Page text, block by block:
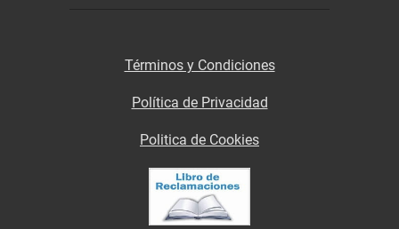
Términos y Condiciones
Política de Privacidad
Politica de Cookies